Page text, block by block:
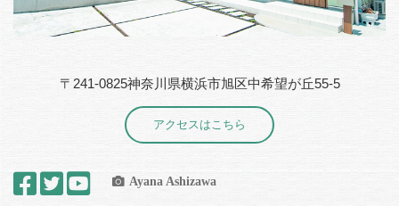
〒241-0825神奈川県横浜市旭区中希望が丘55-5
アクセスはこちら
Ayana Ashizawa